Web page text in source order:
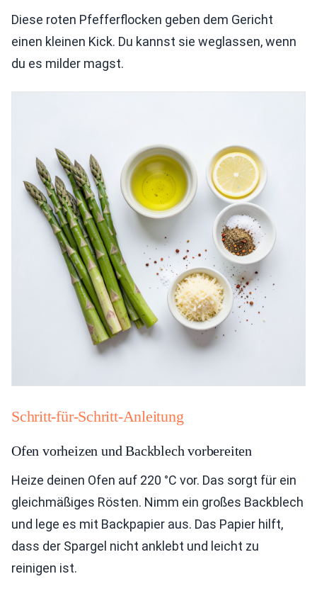
Diese roten Pfefferflocken geben dem Gericht
einen kleinen Kick. Du kannst sie weglassen, wenn
du es milder magst.
Schritt-für-Schritt-Anleitung
Ofen vorheizen und Backblech vorbereiten
Heize deinen Ofen auf 220 °C vor. Das sorgt für ein
gleichmäßiges Rösten. Nimm ein großes Backblech
und lege es mit Backpapier aus. Das Papier hilft,
dass der Spargel nicht anklebt und leicht zu
reinigen ist.